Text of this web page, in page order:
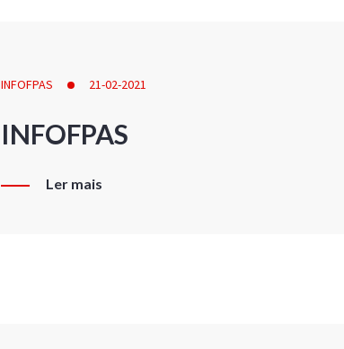
INFOFPAS 21-02-2021
INFOFPAS
Ler mais